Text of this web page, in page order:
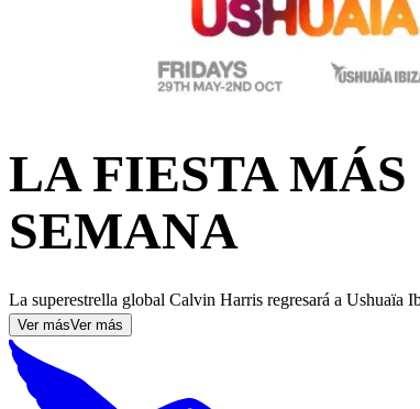
LA FIESTA
SEMANA
La superestrella global Calvin Harris regresará a Ushuaïa
Ver másVer más